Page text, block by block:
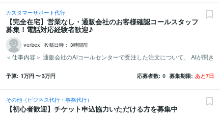
カスタマーサポート代行
【完全在宅】営業なし・通販会社のお客様確認コールスタッフ
募集！電話対応経験者歓迎♪
verbex 投稿日時： 3時間前
予算 1万円〜3万円 応募者数 0 募集期限 あと7日
その他（ビジネス代行・事務代行）
【初心者歓迎】チケット申込協力いただける方を募集中